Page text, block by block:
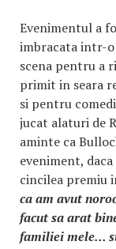
Evenimentul a
imbracata intr-o
scena pentru a
primit in seara
si pentru
jucat alaturi de
aminte ca
eveniment,
cincilea premiu
ca am avut
facut sa arat
familiei mele...